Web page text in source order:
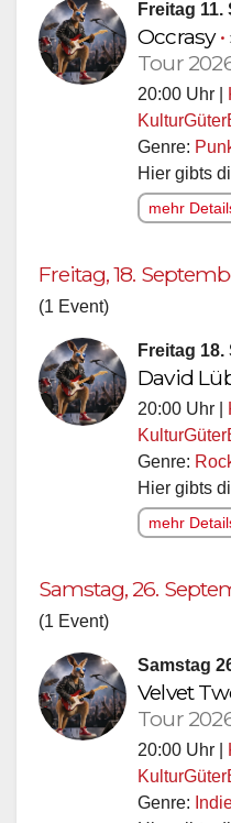
Freitag 11.
Occrasy•
Tour
20:00 Uhr |
Genre:
Hier gibts
mehr
Freitag, 18.
(1 Event)
Freitag
David
20:00 Uhr |
Genre:
Hier gibts
mehr
Samstag, 26.
(1 Event)
Samstag
Velvet
Tour
20:00 Uhr |
Genre: